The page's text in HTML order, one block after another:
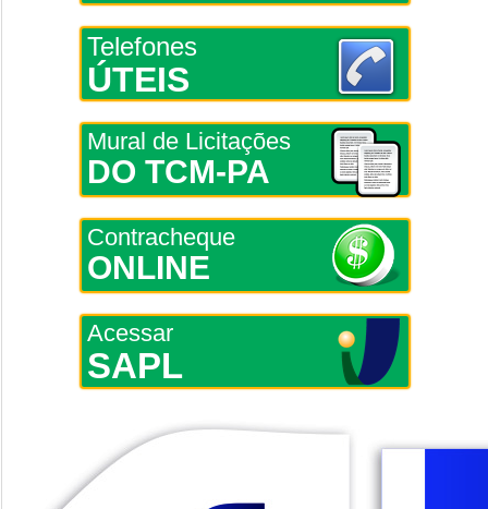
Telefones
ÚTEIS
Mural de Licitações
DO TCM-PA
Contracheque
ONLINE
Acessar
SAPL